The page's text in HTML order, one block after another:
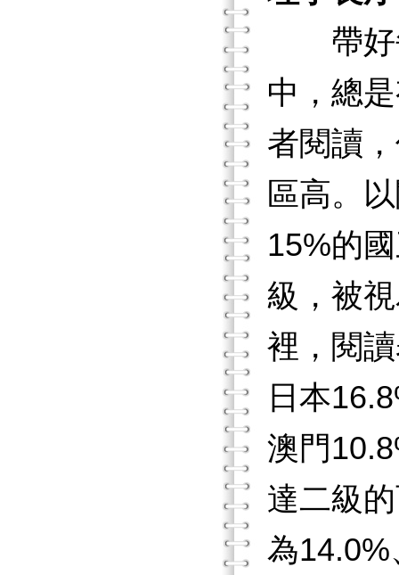
帶好每
中，總
者閱讀
區高。
15%的
級，被
裡，閱
日本
澳門
達二級
為